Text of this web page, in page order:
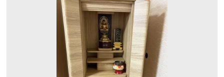
安心のお墓じまい・修繕リフォーム
お墓に文字を刻む大切な想い
ご先祖さまを想う仏壇・仏具